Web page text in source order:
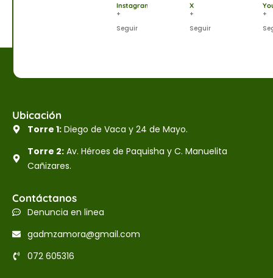
Instagram
+
Seguir
X
+
Seguir
+
Ubicación
Torre 1:Diego de Vaca y 24 de Mayo.
Torre 2:Av. Héroes de Paquisha y C. Manuelita
Cañizares.
Contáctanos
Denuncia en linea
gadmzamora@gmail.com
072 605316